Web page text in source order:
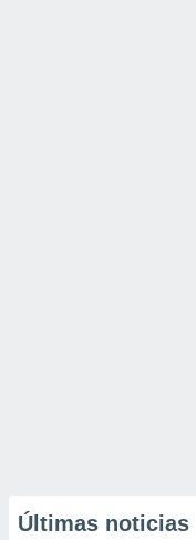
Últimas noticias